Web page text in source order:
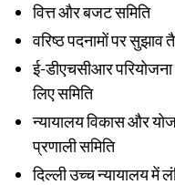
वित्त और बजट समिति
वरिष्ठ पदनामों पर सुझाव
ई-डीएचसीआर
लिए समिति
न्यायालय विकास और
प्रणाली समिति
दिल्ली उच्च न्यायालय में